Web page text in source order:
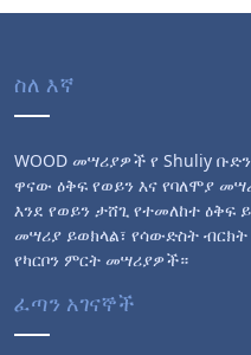
ስለ እኛ
WOOD መሣሪያዎች የ Shuliy
ዋናው ዕቅፍ የወይን እና የባለሞያ
እንደ የወይን ታሸጊ የተመለከተ ዕቅፍ
መሣሪያ ይወክላል፣ የሳውድስት ብርክት
የካርቦን ምርት መሣሪያዎች።
ፈጣን አገናኞች